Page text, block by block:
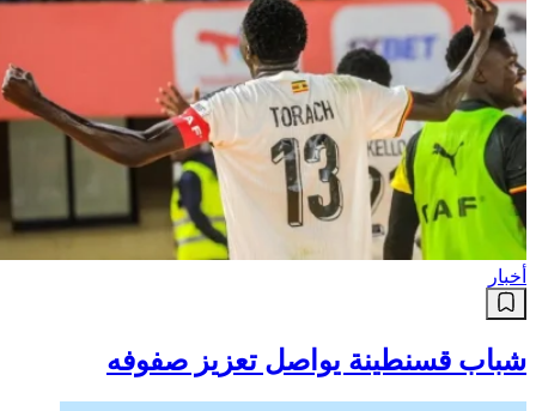
أخبار
شباب قسنطينة يواصل تعزيز صفوفه